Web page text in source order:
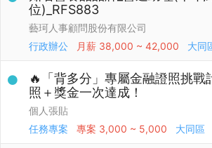
位)_RFS883
藝珂人事顧問股份有限公司
行政辦公
月薪 38,000 ~ 42,000 大同
🔥「背多分」專屬金融證照挑戰
照＋獎金一次達成！
個人張貼
任務專案
專案 3,000 ~ 5,000 大同區